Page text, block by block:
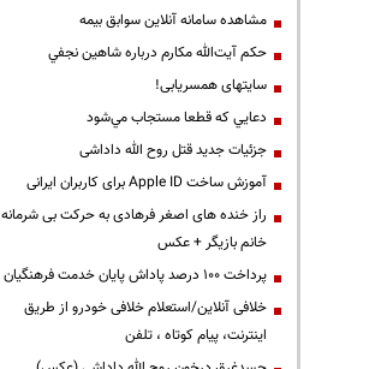
مشاهده سامانه آنلاين سوابق بیمه
حكم آيت‌الله مكارم درباره شاهين نجفي
سایتهای همسریابی!
دعايي كه قطعا مستجاب مي‌شود
جزئیات جدید قتل روح الله داداشی
آموزش ساخت Apple ID برای کاربران ایرانی
راز خنده های اصغر فرهادی به حرکت بی شرمانه
خانم بازیگر + عکس
پرداخت ۱۰۰ درصد پاداش پایان خدمت فرهنگیان
خلافی آنلاین/استعلام خلافی خودرو از طریق
اینترنت، پیام کوتاه ، تلفن